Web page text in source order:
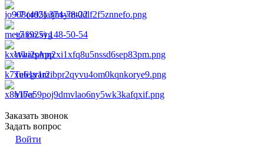
+7 (495) 374-78-22
+7 (925) 148-50-54
WhatsApp
Telegram
Viber
Заказать звонок
Задать вопрос
Войти